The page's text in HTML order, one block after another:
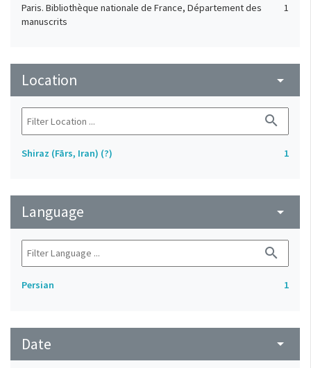
Paris. Bibliothèque nationale de France, Département des
manuscrits
1
Location arrow_drop_down
search
Shiraz (Fārs, Iran) (?) 1
Language arrow_drop_down
search
Persian 1
Date arrow_drop_down